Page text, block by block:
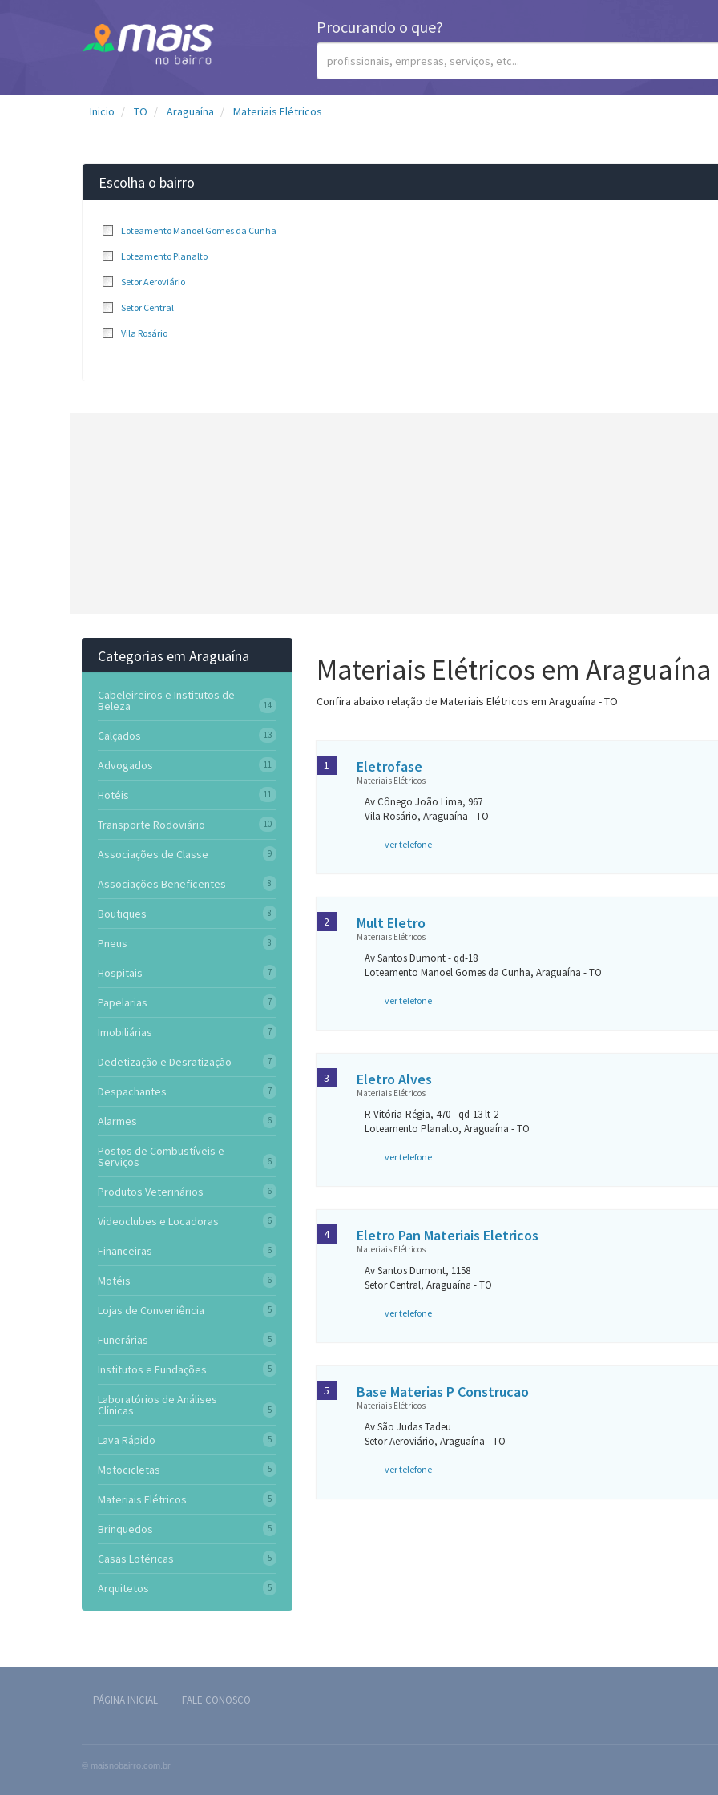
Procurando o que?
Inicio TO Araguaína Materiais Elétricos
Escolha o bairro
Loteamento Manoel Gomes da Cunha
Loteamento Planalto
Setor Aeroviário
Setor Central
Vila Rosário
Categorias em Araguaína
Cabeleireiros e Institutos de
Beleza 14
Calçados 13
Advogados 11
Hotéis 11
Transporte Rodoviário 10
Associações de Classe 9
Associações Beneficentes 8
Boutiques 8
Pneus 8
Hospitais 7
Papelarias 7
Imobiliárias 7
Dedetização e Desratização 7
Despachantes 7
Alarmes 6
Postos de Combustíveis e
Serviços 6
Produtos Veterinários 6
Videoclubes e Locadoras 6
Financeiras 6
Motéis 6
Lojas de Conveniência 5
Funerárias 5
Institutos e Fundações 5
Laboratórios de Análises
Clínicas 5
Lava Rápido 5
Motocicletas 5
Materiais Elétricos 5
Brinquedos 5
Casas Lotéricas 5
Arquitetos 5
Materiais Elétricos em Araguaína
Confira abaixo relação de Materiais Elétricos em Araguaína - TO
Eletrofase
Materiais Elétricos
Av Cônego João Lima, 967
Vila Rosário, Araguaína - TO
ver telefone
1
Mult Eletro
Materiais Elétricos
Av Santos Dumont - qd-18
Loteamento Manoel Gomes da Cunha, Araguaína - TO
ver telefone
2
Eletro Alves
Materiais Elétricos
R Vitória-Régia, 470 - qd-13 lt-2
Loteamento Planalto, Araguaína - TO
ver telefone
3
Eletro Pan Materiais Eletricos
Materiais Elétricos
Av Santos Dumont, 1158
Setor Central, Araguaína - TO
ver telefone
4
Base Materias P Construcao
Materiais Elétricos
Av São Judas Tadeu
Setor Aeroviário, Araguaína - TO
ver telefone
5
PÁGINA INICIAL FALE CONOSCO
© maisnobairro.com.br